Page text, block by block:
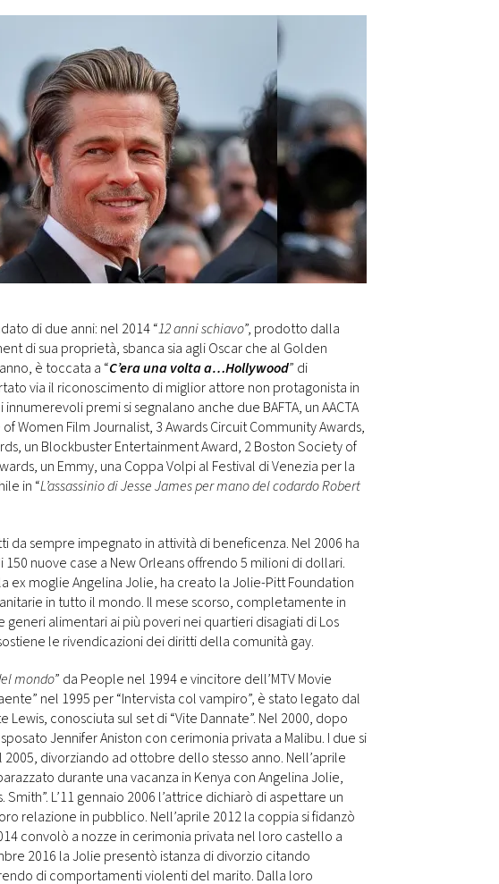
di due anni: nel 2014 “12 anni schiavo”, prodotto dalla
di sua proprietà, sbanca sia agli Oscar che al Golden
è toccata a “C’era una volta a…Hollywood” di
via il riconoscimento di miglior attore non protagonista in
premi si segnalano anche due BAFTA, un AACTA
Women Film Journalist, 3 Awards Circuit Community Awards,
un Blockbuster Entertainment Award, 2 Boston Society of
un Emmy, una Coppa Volpi al Festival di Venezia per la
in “L’assassinio di Jesse James per mano del codardo Robert
da sempre impegnato in attività di beneficenza. Nel 2006 ha
nuove case a New Orleans offrendo 5 milioni di dollari.
ex moglie Angelina Jolie, ha creato la Jolie-Pitt Foundation
in tutto il mondo. Il mese scorso, completamente in
alimentari ai più poveri nei quartieri disagiati di Los
le rivendicazioni dei diritti della comunità gay.
mondo” da People nel 1994 e vincitore dell’MTV Movie
nel 1995 per “Intervista col vampiro”, è stato legato dal
Lewis, conosciuta sul set di “Vite Dannate”. Nel 2000, dopo
Jennifer Aniston con cerimonia privata a Malibu. I due si
divorziando ad ottobre dello stesso anno. Nell’aprile
durante una vacanza in Kenya con Angelina Jolie,
Smith”. L’11 gennaio 2006 l’attrice dichiarò di aspettare un
relazione in pubblico. Nell’aprile 2012 la coppia si fidanzò
convolò a nozze in cerimonia privata nel loro castello a
2016 la Jolie presentò istanza di divorzio citando
di comportamenti violenti del marito. Dalla loro